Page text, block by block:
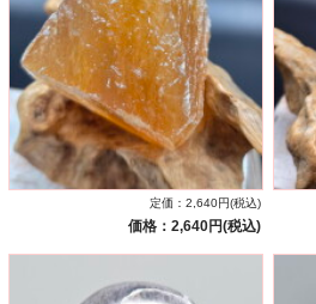
定価：2,640円(税込)
価格：2,640円(税込)